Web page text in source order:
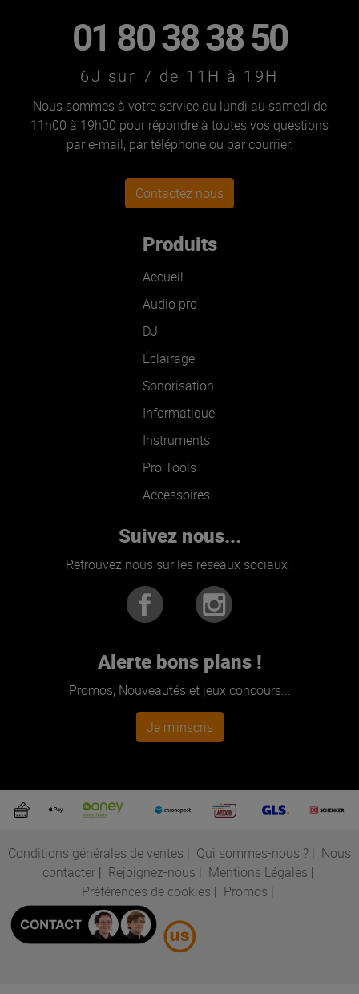
01 80 38 38 50
6J sur 7 de 11H à 19H
Nous sommes à votre service du lundi au samedi de
11h00 à 19h00 pour répondre à toutes vos questions
par e-mail, par téléphone ou par courrier.
Contactez nous
Produits
Accueil
Audio pro
DJ
Éclairage
Sonorisation
Informatique
Instruments
Pro Tools
Accessoires
Suivez nous...
Retrouvez nous sur les réseaux sociaux :
Alerte bons plans !
Promos, Nouveautés et jeux concours...
Je m'inscris
Conditions générales de ventes | Qui sommes-nous ? | Nous
contacter| Rejoignez-nous | Mentions Légales |
Préférences de cookies | Promos |